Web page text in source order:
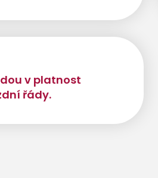
v platnost
řády.